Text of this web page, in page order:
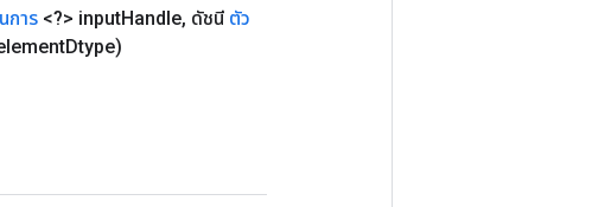
การ <?> inputHandle, ดัชนี ตัว
Dtype)